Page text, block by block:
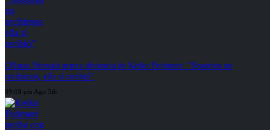
Ollanta Humala marca distancia de Keiko Fujimori: “Nosotros no
recibimos, ella sí recibió”
09:08 pm Ago 5th